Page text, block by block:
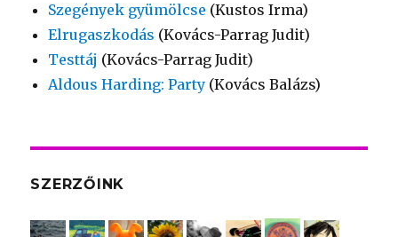
Szegények gyümölcse (Kustos Irma)
Elrugaszkodás (Kovács-Parrag Judit)
Testtáj (Kovács-Parrag Judit)
Aldous Harding: Party (Kovács Balázs)
SZERZŐINK